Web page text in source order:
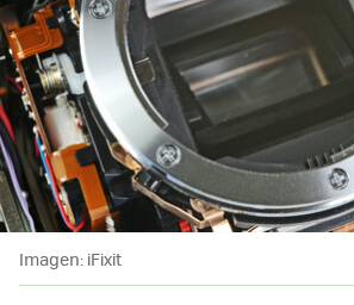
Imagen: iFixit